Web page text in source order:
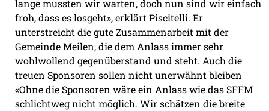
lange mussten wir warten, doch nun sind wir einfach
froh, dass es losgeht», erklärt Piscitelli. Er
unterstreicht die gute Zusammenarbeit mit der
Gemeinde Meilen, die dem Anlass immer sehr
wohlwollend gegenüberstand und steht. Auch die
treuen Sponsoren sollen nicht unerwähnt bleiben
«Ohne die Sponsoren wäre ein Anlass wie das SFFM
schlichtweg nicht möglich. Wir schätzen die breite